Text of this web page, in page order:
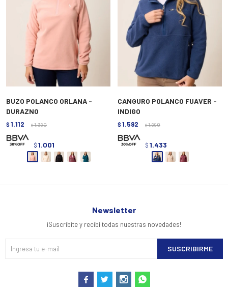
BUZO POLANCO ORLANA -
DURAZNO
$ 1.112 $ 1.390
$ 1.001
CANGURO POLANCO FUAVER -
INDIGO
$ 1.592 $ 1.990
$ 1.433
Newsletter
¡Suscribite y recibí todas nuestras novedades!
SUSCRIBIRME
   